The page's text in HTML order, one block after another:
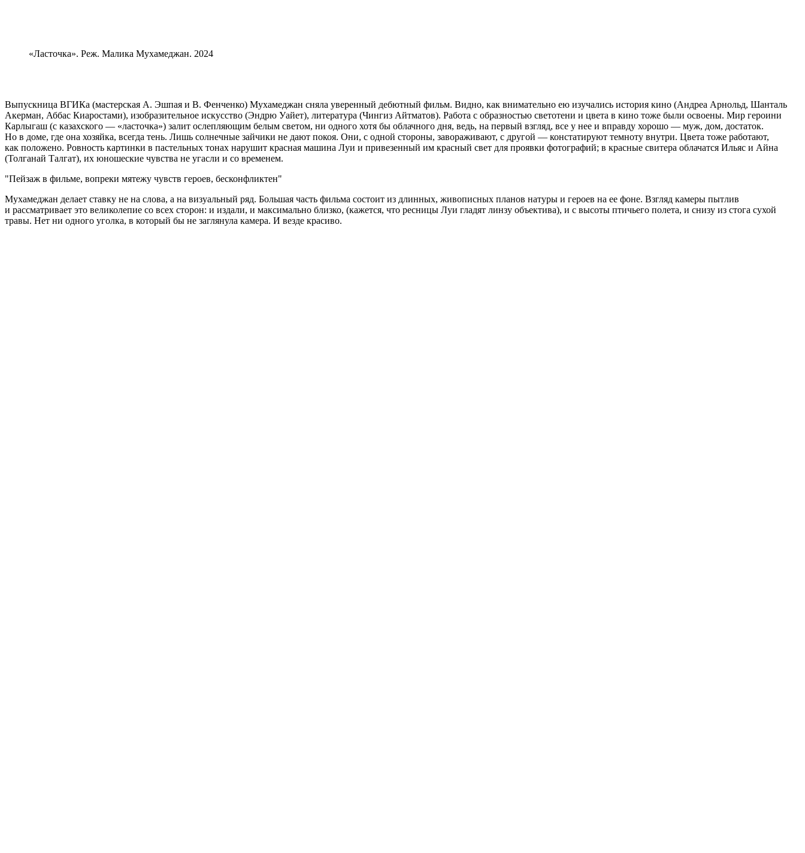
«Ласточка». Реж. Малика Мухамеджан. 2024
Выпускница ВГИКа (мастерская А. Эшпая и В. Фенченко) Мухамеджан сняла уверенный дебютный фильм. Видно, как внимательно ею изучались история кино (Андреа Арнольд, Шанталь
Акерман, Аббас Киаростами), изобразительное искусство (Эндрю Уайет), литература (Чингиз Айтматов). Работа с образностью светотени и цвета в кино тоже были освоены. Мир героини
Карлыгаш (с казахского — «ласточка») залит ослепляющим белым светом, ни одного хотя бы облачного дня, ведь, на первый взгляд, все у нее и вправду хорошо — муж, дом, достаток.
Но в доме, где она хозяйка, всегда тень. Лишь солнечные зайчики не дают покоя. Они, с одной стороны, завораживают, с другой — констатируют темноту внутри. Цвета тоже работают,
как положено. Ровность картинки в пастельных тонах нарушит красная машина Луи и привезенный им красный свет для проявки фотографий; в красные свитера облачатся Ильяс и Айна
(Толганай Талгат), их юношеские чувства не угасли и со временем.
Пейзаж в фильме, вопреки мятежу чувств героев, бесконфликтен
Мухамеджан делает ставку не на слова, а на визуальный ряд. Большая часть фильма состоит из длинных, живописных планов натуры и героев на ее фоне. Взгляд камеры пытлив
и рассматривает это великолепие со всех сторон: и издали, и максимально близко, (кажется, что ресницы Луи гладят линзу объектива), и с высоты птичьего полета, и снизу из стога сухой
травы. Нет ни одного уголка, в который бы не заглянула камера. И везде красиво.